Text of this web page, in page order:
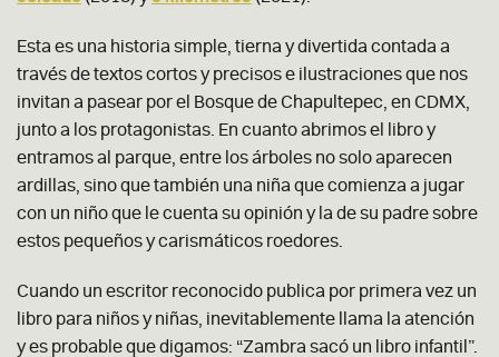
Esta es una historia simple, tierna y divertida contada a
través de textos cortos y precisos e ilustraciones que nos
invitan a pasear por el Bosque de Chapultepec, en CDMX,
junto a los protagonistas. En cuanto abrimos el libro y
entramos al parque, entre los árboles no solo aparecen
ardillas, sino que también una niña que comienza a jugar
con un niño que le cuenta su opinión y la de su padre sobre
estos pequeños y carismáticos roedores.
Cuando un escritor reconocido publica por primera vez un
libro para niños y niñas, inevitablemente llama la atención
y es probable que digamos: “Zambra sacó un libro infantil”.